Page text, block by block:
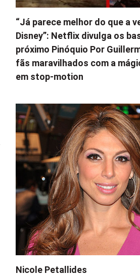
“Já parece melhor do que a
Disney”: Netflix divulga os
próximo Pinóquio Por
fãs maravilhados com a
em stop-motion
Nicole Petallides